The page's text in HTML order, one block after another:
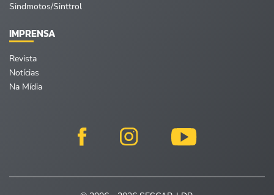
Sindmotos/Sinttrol
IMPRENSA
Revista
Notícias
Na Mídia